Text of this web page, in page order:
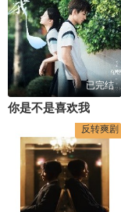
已完结
你是不是喜欢我
反转爽剧